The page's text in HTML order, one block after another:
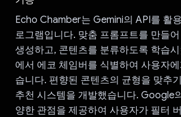
Echo Chamber는 Gemini의 API를 활
로그램입니다. 맞춤 프롬프트를 만들
생성하고, 콘텐츠를 분류하도록 학습
에서 에코 체임버를 식별하여 사용자
습니다. 편향된 콘텐츠의 균형을 맞추
추천 시스템을 개발했습니다. Google
양한 관점을 제공하여 사용자가 필터